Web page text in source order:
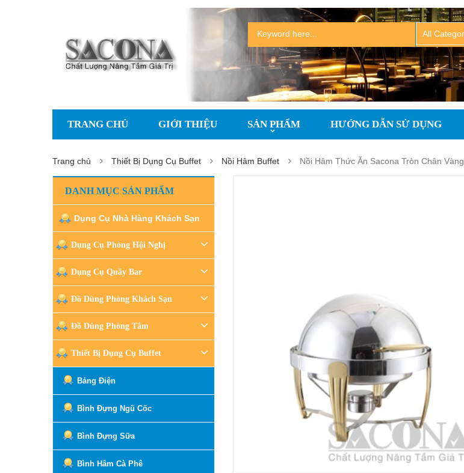
TRANG CHỦ GIỚI THIỆU SẢN PHẨM HƯỚNG DẪN SỬ DỤNG
Trang chủ Thiết Bị Dụng Cụ Buffet Nồi Hâm Buffet Nồi Hâm Thức Ăn Sacona Tròn Chân Vàng
DANH MỤC SẢN PHẨM
Dụng Cụ Nhà Hàng Khách Sạn
Dụng Cụ Phòng Hội Nghị
Dụng Cụ Quầy Bar
Đồ Dùng Phòng Khách Sạn
Đồ Dùng Phòng Tắm
Thiết Bị Dụng Cụ Buffet
Bảng Điện
Bình Đựng Ngũ Cốc
Bình Đựng Sữa
Bình Hâm Cà Phê